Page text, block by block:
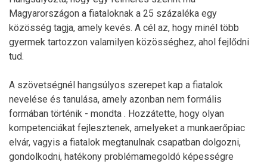
Magyarországon a fiataloknak a 25 százaléka egy
közösség tagja, amely kevés. A cél az, hogy minél több
gyermek tartozzon valamilyen közösséghez, ahol fejlődni
tud.
A szövetségnél hangsúlyos szerepet kap a fiatalok
nevelése és tanulása, amely azonban nem formális
formában történik - mondta . Hozzátette, hogy olyan
kompetenciákat fejlesztenek, amelyeket a munkaerőpiac
elvár, vagyis a fiatalok megtanulnak csapatban dolgozni,
gondolkodni, hatékony problémamegoldó képességre